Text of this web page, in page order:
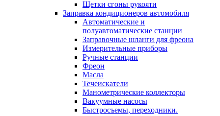
Щетки сгоны рукояти
Заправка кондиционеров автомобиля
Автоматические и
полуавтоматические станции
Заправочные шланги для фреона
Измерительные приборы
Ручные станции
Фреон
Масла
Течеискатели
Манометрические коллекторы
Вакуумные насосы
Быстросъемы, переходники.